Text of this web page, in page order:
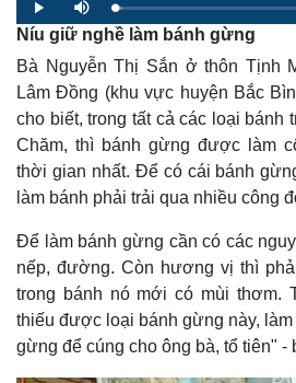
P
l
a
M
u
L
o
a
d
2
.
9
%
Níu giữ nghề làm bánh gừng
Bà Nguyễn Thị Sắn ở thôn Tịnh
Lâm Đồng (khu vực huyện Bắc
cho biết, trong tất cả các loại bánh
Chăm, thì bánh gừng được làm
thời gian nhất. Để có cái bánh
làm bánh phải trải qua nhiều công
Để làm bánh gừng cần có các
nếp, đường. Còn hương vị thì
trong bánh nó mới có mùi thơm.
thiếu được loại bánh gừng này,
gừng để cúng cho ông bà, tổ tiên" -